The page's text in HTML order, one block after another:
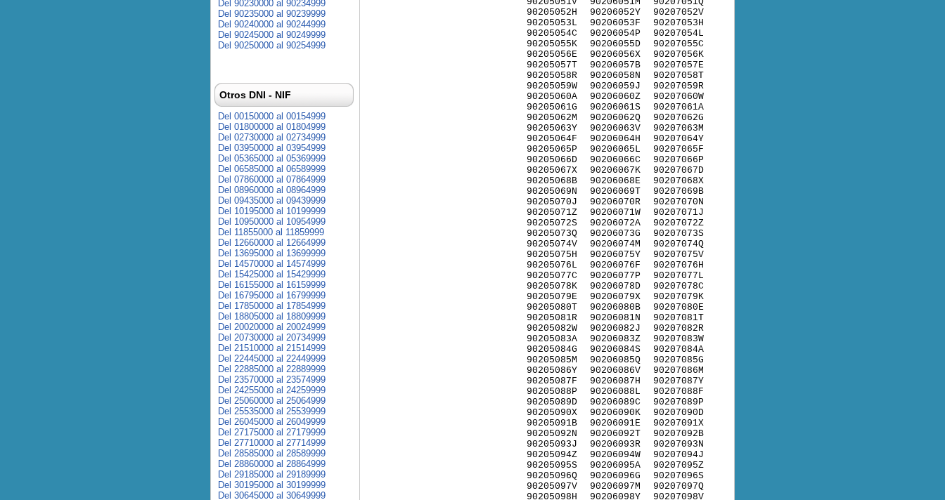
90205052H
90205053L
90205054C
90205055K
90205056E
90205057T
90205058R
90205059W
90205060A
90205061G
90205062M
90205063Y
90205064F
90205065P
90205066D
90205067X
90205068B
90205069N
90205070J
90205071Z
90205072S
90205073Q
90205074V
90205075H
90205076L
90205077C
90205078K
90205079E
90205080T
90205081R
90205082W
90205083A
90205084G
90205085M
90205086Y
90205087F
90205088P
90205089D
90205090X
90205091B
90205092N
90205093J
90205094Z
90205095S
90205096Q
90205097V
90205098H
90206052Y
90206053F
90206054P
90206055D
90206056X
90206057B
90206058N
90206059J
90206060Z
90206061S
90206062Q
90206063V
90206064H
90206065L
90206066C
90206067K
90206068E
90206069T
90206070R
90206071W
90206072A
90206073G
90206074M
90206075Y
90206076F
90206077P
90206078D
90206079X
90206080B
90206081N
90206082J
90206083Z
90206084S
90206085Q
90206086V
90206087H
90206088L
90206089C
90206090K
90206091E
90206092T
90206093R
90206094W
90206095A
90206096G
90206097M
90206098Y
90207052V
90207053H
90207054L
90207055C
90207056K
90207057E
90207058T
90207059R
90207060W
90207061A
90207062G
90207063M
90207064Y
90207065F
90207066P
90207067D
90207068X
90207069B
90207070N
90207071J
90207072Z
90207073S
90207074Q
90207075V
90207076H
90207077L
90207078C
90207079K
90207080E
90207081T
90207082R
90207083W
90207084A
90207085G
90207086M
90207087Y
90207088F
90207089P
90207090D
90207091X
90207092B
90207093N
90207094J
90207095Z
90207096S
90207097Q
90207098V
Del 90230000 al 90234999
Del 90235000 al 90239999
Del 90240000 al 90244999
Del 90245000 al 90249999
Del 90250000 al 90254999
Otros DNI - NIF
Del 00150000 al 00154999
Del 01800000 al 01804999
Del 02730000 al 02734999
Del 03950000 al 03954999
Del 05365000 al 05369999
Del 06585000 al 06589999
Del 07860000 al 07864999
Del 08960000 al 08964999
Del 09435000 al 09439999
Del 10195000 al 10199999
Del 10950000 al 10954999
Del 11855000 al 11859999
Del 12660000 al 12664999
Del 13695000 al 13699999
Del 14570000 al 14574999
Del 15425000 al 15429999
Del 16155000 al 16159999
Del 16795000 al 16799999
Del 17850000 al 17854999
Del 18805000 al 18809999
Del 20020000 al 20024999
Del 20730000 al 20734999
Del 21510000 al 21514999
Del 22445000 al 22449999
Del 22885000 al 22889999
Del 23570000 al 23574999
Del 24255000 al 24259999
Del 25060000 al 25064999
Del 25535000 al 25539999
Del 26045000 al 26049999
Del 27175000 al 27179999
Del 27710000 al 27714999
Del 28585000 al 28589999
Del 28860000 al 28864999
Del 29185000 al 29189999
Del 30195000 al 30199999
Del 30645000 al 30649999